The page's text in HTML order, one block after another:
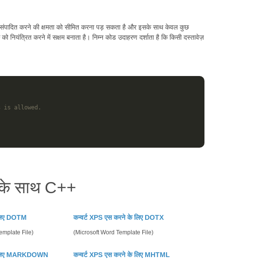
करने की क्षमता को सीमित करना पड़ सकता है और इसके साथ केवल कुछ
नियंत्रित करने में सक्षम बनाता है। निम्न कोड उदाहरण दर्शाता है कि किसी दस्तावेज़
is allowed.
साथ C++
DOTM
File)
कन्वर्ट XPS एस करने के लिए DOTX
(Microsoft Word Template File)
MARKDOWN कन्वर्ट XPS एस करने के लिए MHTML